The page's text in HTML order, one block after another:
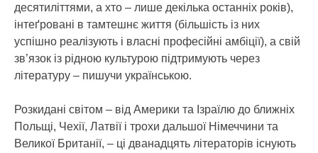
десятиліттями, а хто – лише декілька останніх років),
інтеґровані в тамтешнє життя (більшість із них
успішно реалізують і власні професійні амбіції), а свій
зв’язок із рідною культурою підтримують через
літературу – пишучи українською.
Розкидані світом – від Америки та Ізраїлю до ближніх
Польщі, Чехії, Латвії і трохи дальшої Німеччини та
Великої Британії, – ці дванадцять літераторів існують